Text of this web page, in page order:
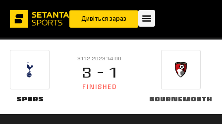
Дивіться зараз
Spurs
31.12.2023 14:00
3 - 1
FINISHED
Bournemouth